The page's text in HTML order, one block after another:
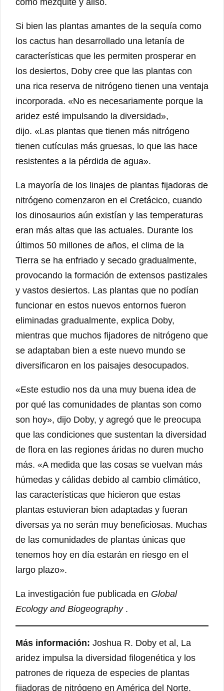
Si bien las plantas amantes de la sequía como
los cactus han desarrollado una letanía de
características que les permiten prosperar en
los desiertos, Doby cree que las plantas con
una rica reserva de nitrógeno tienen una ventaja
incorporada. «No es necesariamente porque la
aridez esté impulsando la diversidad»,
dijo. «Las plantas que tienen más nitrógeno
tienen cutículas más gruesas, lo que las hace
resistentes a la pérdida de agua».
La mayoría de los linajes de plantas fijadoras de
nitrógeno comenzaron en el Cretácico, cuando
los dinosaurios aún existían y las temperaturas
eran más altas que las actuales. Durante los
últimos 50 millones de años, el clima de la
Tierra se ha enfriado y secado gradualmente,
provocando la formación de extensos pastizales
y vastos desiertos. Las plantas que no podían
funcionar en estos nuevos entornos fueron
eliminadas gradualmente, explica Doby,
mientras que muchos fijadores de nitrógeno que
se adaptaban bien a este nuevo mundo se
diversificaron en los paisajes desocupados.
«Este estudio nos da una muy buena idea de
por qué las comunidades de plantas son como
son hoy», dijo Doby, y agregó que le preocupa
que las condiciones que sustentan la diversidad
de flora en las regiones áridas no duren mucho
más. «A medida que las cosas se vuelvan más
húmedas y cálidas debido al cambio climático,
las características que hicieron que estas
plantas estuvieran bien adaptadas y fueran
diversas ya no serán muy beneficiosas. Muchas
de las comunidades de plantas únicas que
tenemos hoy en día estarán en riesgo en el
largo plazo».
La investigación fue publicada en Global
Ecology and Biogeography.
Más información: Joshua R. Doby et al, La
aridez impulsa la diversidad filogenética y los
patrones de riqueza de especies de plantas
fijadoras de nitrógeno en América del Norte,